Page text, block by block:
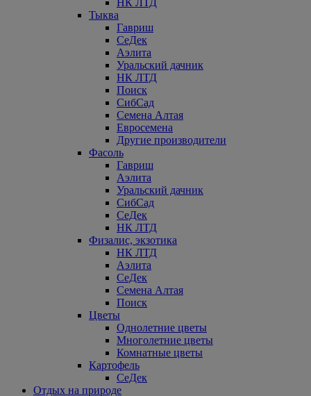
НК ЛТД
Тыква
Гавриш
СеДек
Аэлита
Уральский дачник
НК ЛТД
Поиск
СибСад
Семена Алтая
Евросемена
Другие производители
Фасоль
Гавриш
Аэлита
Уральский дачник
СибСад
СеДек
НК ЛТД
Физалис, экзотика
НК ЛТД
Аэлита
СеДек
Семена Алтая
Поиск
Цветы
Однолетние цветы
Многолетние цветы
Комнатные цветы
Картофель
СеДек
Отдых на природе